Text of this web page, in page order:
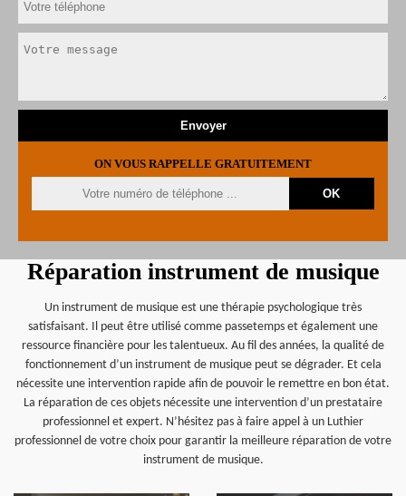
ON VOUS RAPPELLE GRATUITEMENT
Réparation instrument de musique
Un instrument de musique est une thérapie psychologique très
satisfaisant. Il peut être utilisé comme passetemps et également une
ressource financière pour les talentueux. Au fil des années, la qualité de
fonctionnement d’un instrument de musique peut se dégrader. Et cela
nécessite une intervention rapide afin de pouvoir le remettre en bon état.
La réparation de ces objets nécessite une intervention d’un prestataire
professionnel et expert. N’hésitez pas à faire appel à un Luthier
professionnel de votre choix pour garantir la meilleure réparation de votre
instrument de musique.